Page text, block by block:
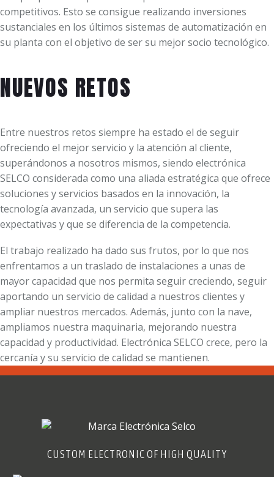
competitivos. Esto se consigue realizando inversiones
sustanciales en los últimos sistemas de automatización en
su planta con el objetivo de ser su mejor socio tecnológico.
NUEVOS RETOS
Entre nuestros retos siempre ha estado el de seguir
ofreciendo el mejor servicio y la atención al cliente,
superándonos a nosotros mismos, siendo electrónica
SELCO considerada como una aliada estratégica que ofrece
soluciones y servicios basados en la innovación, la
tecnología avanzada, un servicio que supera las
expectativas y que se diferencia de la competencia.
El trabajo realizado ha dado sus frutos, por lo que nos
enfrentamos a un traslado de instalaciones a unas de
mayor capacidad que nos permita seguir creciendo, seguir
aportando un servicio de calidad a nuestros clientes y
ampliar nuestros mercados. Además, junto con la nave,
ampliamos nuestra maquinaria, mejorando nuestra
capacidad y productividad. Electrónica SELCO crece, pero la
cercanía y su servicio de calidad se mantienen.
CUSTOM ELECTRONIC OF HIGH QUALITY